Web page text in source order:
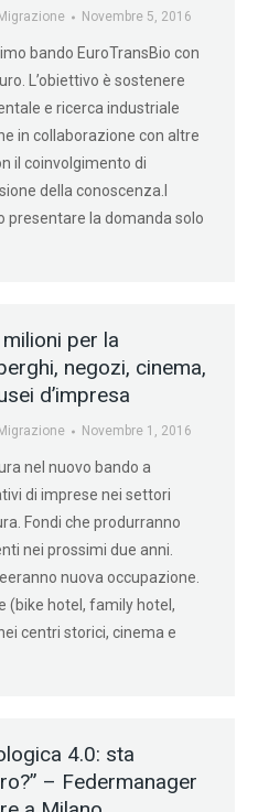
Migrazione Novembre 5, 2016
bando EuroTransBio con
L’obiettivo è sostenere
e ricerca industriale
in collaborazione con altre
il coinvolgimento di
della conoscenza.I
presentare la domanda solo
per la
negozi, cinema,
d’impresa
Migrazione Novembre 1, 2016
nel nuovo bando a
di imprese nei settori
Fondi che produrranno
nei prossimi due anni.
nuova occupazione.
(bike hotel, family hotel,
centri storici, cinema e
4.0: sta
– Federmanager